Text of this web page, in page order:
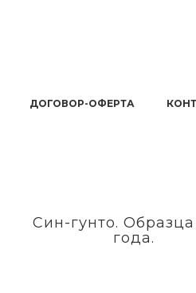
ДОГОВОР-ОФЕРТА
Син-гунто. Образца
года.